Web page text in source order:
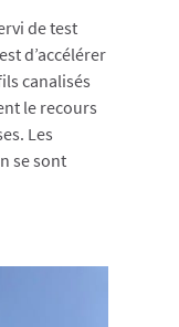
de test
d’accélérer
canalisés
le recours
Les
se sont